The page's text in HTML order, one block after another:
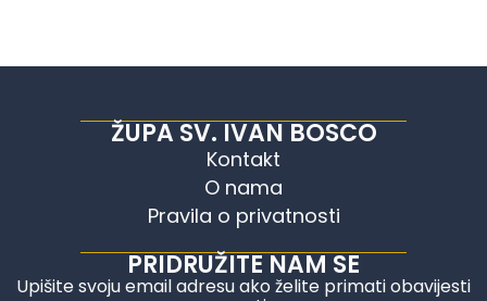
ŽUPA SV. IVAN BOSCO
Kontakt
O nama
Pravila o privatnosti
PRIDRUŽITE NAM SE
Upišite svoju email adresu ako želite primati obavijesti